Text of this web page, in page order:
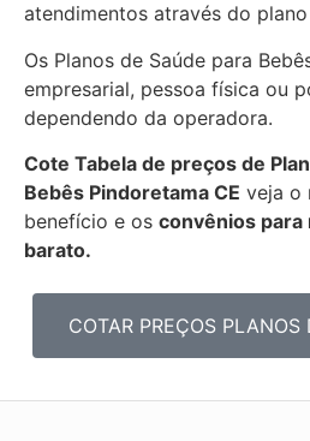
atendimentos através do
Os Planos de Saúde para
empresarial, pessoa física ou
dependendo da operadora.
Cote Tabela de preços de
Bebês Pindoretama CE veja o
benefício e os convênios
barato.
COTAR PREÇOS PLANOS